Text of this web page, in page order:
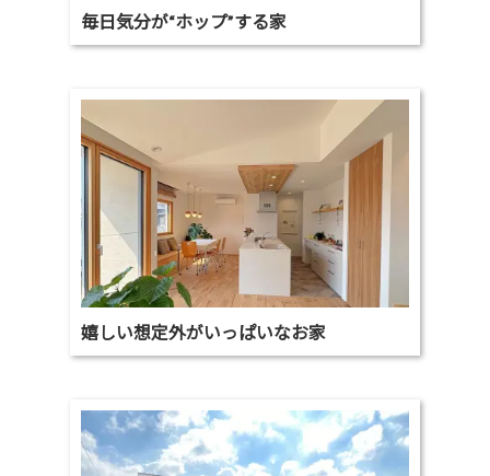
毎日気分が“ホップ”する家
嬉しい想定外がいっぱいなお家